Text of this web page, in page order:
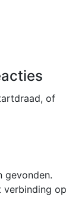
of
gevonden.
verbinding op